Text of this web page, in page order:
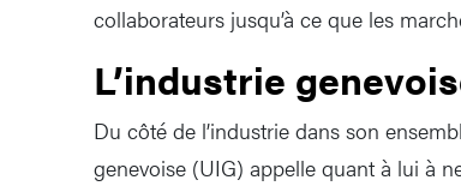
collaborateurs jusqu’à ce que les
L’industrie
Du côté de l’industrie dans son
genevoise (UIG) appelle quant à lui à